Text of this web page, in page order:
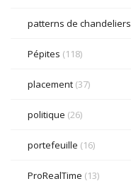
patterns de chandeliers
Pépites (118)
placement (37)
politique (26)
portefeuille (16)
ProRealTime (13)